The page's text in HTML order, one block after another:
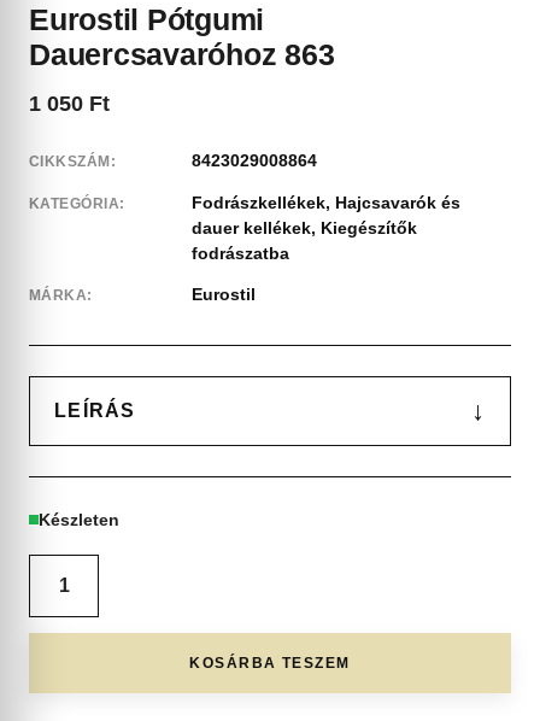
Eurostil Pótgumi
Dauercsavaróhoz 863
1 050 Ft
CIKKSZÁM: 8423029008864
KATEGÓRIA: Fodrászkellékek, Hajcsavarók és
dauer kellékek, Kiegészítők
fodrászatba
MÁRKA: Eurostil
LEÍRÁS ↓
Készleten
KOSÁRBA TESZEM